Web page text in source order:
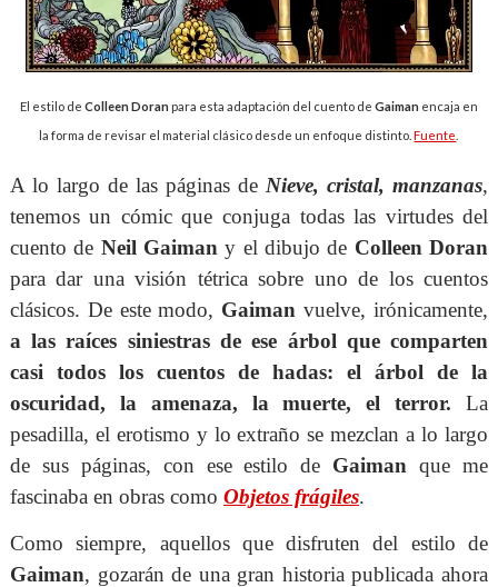
El estilo de Colleen Doran para esta adaptación del cuento de Gaiman encaja en
la forma de revisar el material clásico desde un enfoque distinto.Fuente
A lo largo de las páginas de Nieve, cristal, manzanas,
tenemos un cómic que conjuga todas las virtudes del
cuento de Neil Gaiman y el dibujo de Colleen Doran
para dar una visión tétrica sobre uno de los cuentos
clásicos. De este modo, Gaiman vuelve, irónicamente,
a las raíces siniestras de ese árbol que comparten
casi todos los cuentos de hadas: el árbol de la
oscuridad, la amenaza, la muerte, el terror.La
pesadilla, el erotismo y lo extraño se mezclan a lo largo
de sus páginas, con ese estilo de Gaimanque me
fascinaba en obras como Objetos frágiles.
Como siempre, aquellos que disfruten del estilo de
Gaiman, gozarán de una gran historia publicada ahora